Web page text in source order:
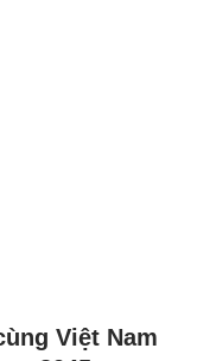
Việt Nam